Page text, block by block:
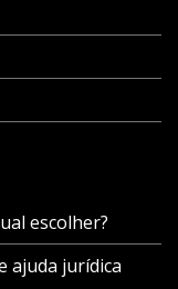
escolher?
ajuda jurídica